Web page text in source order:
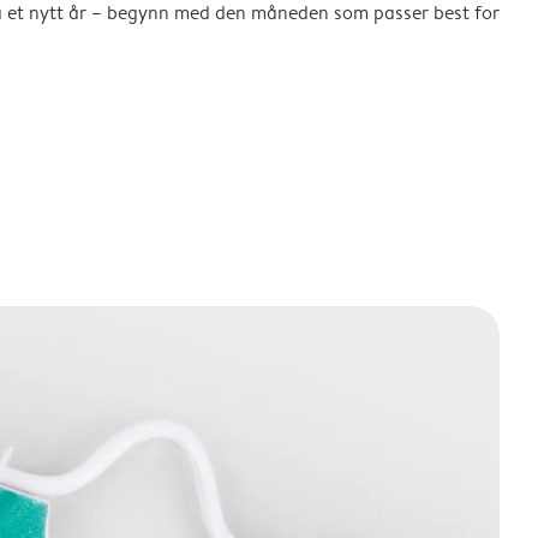
nytt år – begynn med den måneden som passer best for